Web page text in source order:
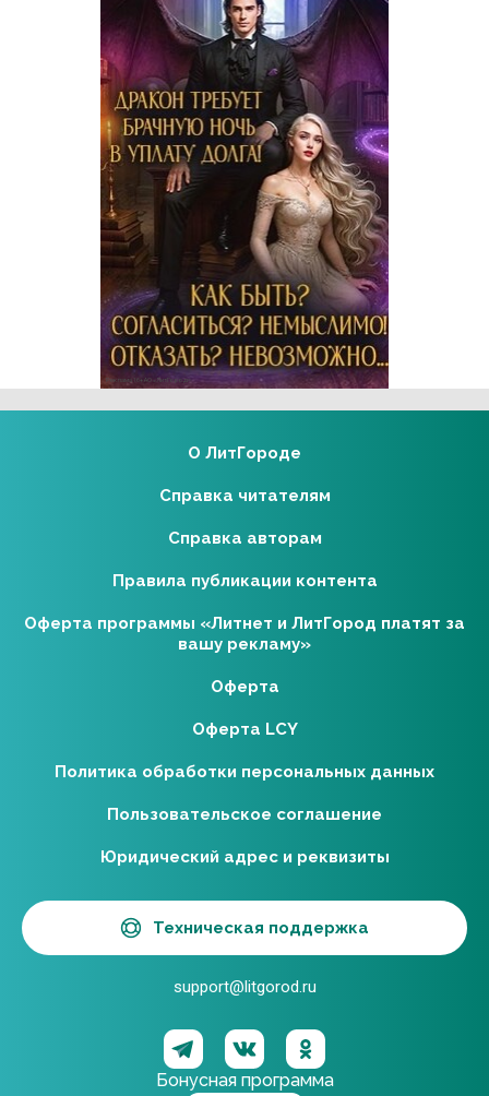
Реклама 16+ АО «ЛитГород»
Бонусная программа
О ЛитГороде
Справка читателям
Справка авторам
Правила публикации контента
Оферта программы «Литнет и ЛитГород платят за
вашу рекламу»
Оферта
Оферта LCY
Политика обработки персональных данных
Пользовательское соглашение
Юридический адрес и реквизиты
Техническая поддержка
support@litgorod.ru